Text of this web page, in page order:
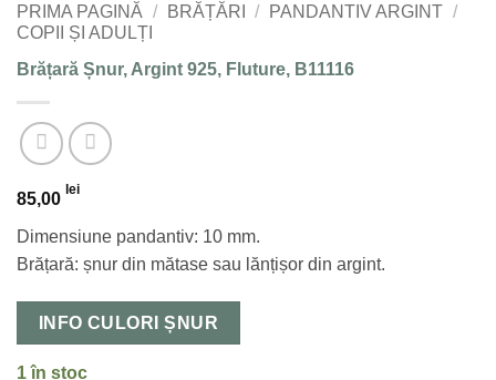
PRIMA PAGINĂ / BRĂȚĂRI / PANDANTIV ARGINT /
COPII ȘI ADULȚI
Brățară Șnur, Argint 925, Fluture, B11116
85,00 lei
Dimensiune pandantiv: 10 mm.
Brățară: șnur din mătase sau lănțișor din argint.
INFO CULORI ȘNUR
1 în stoc